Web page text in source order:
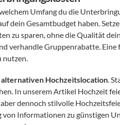
Umfang du die
dein Gesamtbudget haben.
zu sparen, ohne die Qualität
verhandle Gruppenrabatte.
nutzen.
alternativen Hochzeitslocation.
In unserem Artikel Hochzeit
dennoch stilvolle
Informationen zu günstigen